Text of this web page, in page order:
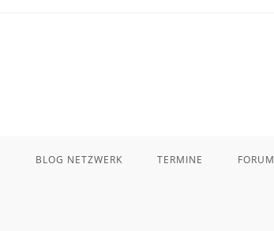
BLOG NETZWERK TERMINE FORUM